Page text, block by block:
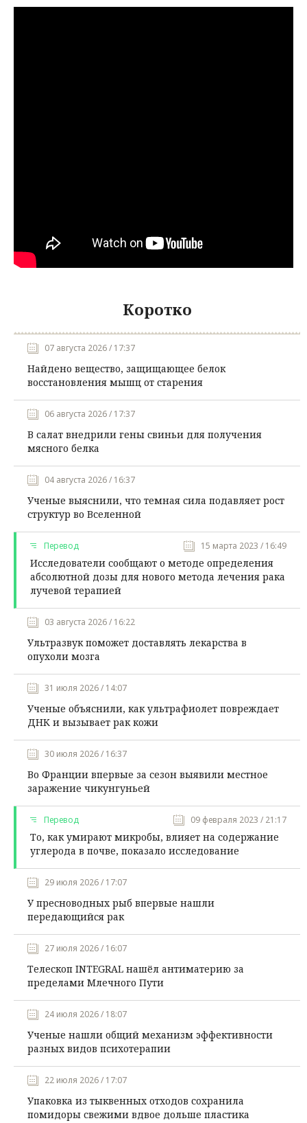
Коротко
07 августа 2026 / 17:37
Найдено вещество, защищающее белок
восстановления мышц от старения
06 августа 2026 / 17:37
В салат внедрили гены свиньи для получения
мясного белка
04 августа 2026 / 16:37
Ученые выяснили, что темная сила подавляет рост
структур во Вселенной
Перевод 15 марта 2023 / 16:49
Исследователи сообщают о методе определения
абсолютной дозы для нового метода лечения рака
лучевой терапией
03 августа 2026 / 16:22
Ультразвук поможет доставлять лекарства в
опухоли мозга
31 июля 2026 / 14:07
Ученые объяснили, как ультрафиолет повреждает
ДНК и вызывает рак кожи
30 июля 2026 / 16:37
Во Франции впервые за сезон выявили местное
заражение чикунгуньей
Перевод 09 февраля 2023 / 21:17
То, как умирают микробы, влияет на содержание
углерода в почве, показало исследование
29 июля 2026 / 17:07
У пресноводных рыб впервые нашли
передающийся рак
27 июля 2026 / 16:07
Телескоп INTEGRAL нашёл антиматерию за
пределами Млечного Пути
24 июля 2026 / 18:07
Ученые нашли общий механизм эффективности
разных видов психотерапии
22 июля 2026 / 17:07
Упаковка из тыквенных отходов сохранила
помидоры свежими вдвое дольше пластика